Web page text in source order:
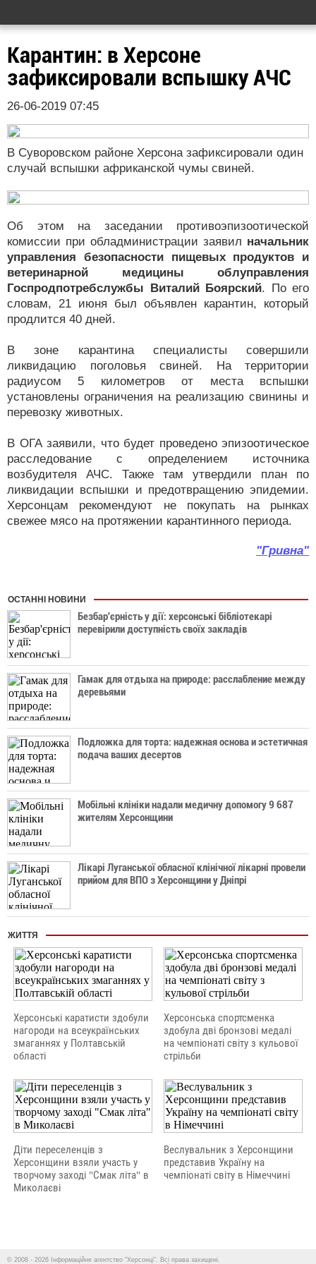
Карантин: в Херсоне
зафиксировали вспышку АЧС
26-06-2019 07:45
В Суворовском районе Херсона зафиксировали один
случай вспышки африканской чумы свиней.
Об этом на заседании противоэпизоотической
комиссии при обладминистрации заявил начальник
управления безопасности пищевых продуктов и
ветеринарной медицины облуправления
Госпродпотребслужбы Виталий Боярский. По его
словам, 21 июня был объявлен карантин, который
продлится 40 дней.
В зоне карантина специалисты совершили
ликвидацию поголовья свиней. На территории
радиусом 5 километров от места вспышки
установлены ограничения на реализацию свинины и
перевозку животных.
В ОГА заявили, что будет проведено эпизоотическое
расследование с определением источника
возбудителя АЧС. Также там утвердили план по
ликвидации вспышки и предотвращению эпидемии.
Херсонцам рекомендуют не покупать на рынках
свежее мясо на протяжении карантинного периода.
"Гривна"
ОСТАННІ НОВИНИ
Безбар'єрність у дії: херсонські бібліотекарі
перевірили доступність своїх закладів
Гамак для отдыха на природе: расслабление между
деревьями
Подложка для торта: надежная основа и эстетичная
подача ваших десертов
Мобільні клініки надали медичну допомогу 9 687
жителям Херсонщини
Лікарі Луганської обласної клінічної лікарні провели
прийом для ВПО з Херсонщини у Дніпрі
ЖИТТЯ
Херсонські каратисти здобули
нагороди на всеукраїнських
змаганнях у Полтавській
області
Херсонська спортсменка
здобула дві бронзові медалі
на чемпіонаті світу з кульової
стрільби
Діти переселенців з
Херсонщини взяли участь у
творчому заході "Смак літа" в
Миколаєві
Веслувальник з Херсонщини
представив Україну на
чемпіонаті світу в Німеччині
© 2008 - 2026 Інформаційне агентство "Херсонці". Всі права захищені.